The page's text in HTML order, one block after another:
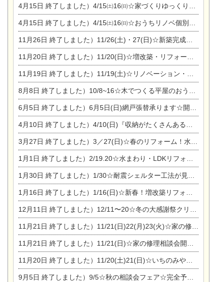
4月15日 終了しました）4/15㈯16㈰☆家づくりゆっくりじっくり個別相談会
4月15日 終了しました）4/15㈯16㈰☆おうちリノベ個別相談会
11月26日 終了しました）11/26(土)・27(日)☆新築完成見学会 in一宮市あずら
11月20日 終了しました）11/20(日)☆増改築・リフォームまつり＆秋の味覚まつり＆芸術祭
11月19日 終了しました）11/19(土)☆リノベーション・家の修理まつり＆増改築・リフォームまつりin扶桑ゴルフ
8月8日 終了しました）10/8~16☆木でつくる平屋のおうちのつくり方【完全予約制】
6月5日 終了しました）6月5日(日)網戸張替承ります☆開催！
4月10日 終了しました）4/10(日)『収納がたくさんあるおうち現場見学会』
3月27日 終了しました）3／27(日)☆春のリフォーム！水まわりLDKリフォーム相談会&今がチャンス！エアコン相談会
1月1日 終了しました）2/19.20☆水まわり・LDKリフォーム相談会＆エアコン相談会
1月30日 終了しました）1/30☆耐震シェルター工法が見れる完成見学会
1月16日 終了しました）1/16(日)☆新春！増改築リフォーム&家の修理まつり
12月11日 終了しました）12/11〜20☆冬の大感謝祭クリスマス相談会開催
11月21日 終了しました）11/21(日)22(月)23(火)☆家の修理まつり＆増改築リフォーム相談会
11月21日 終了しました）11/21(日)☆家の修理相談会開催 in 扶桑オークビレッジ
11月20日 終了しました）11/20(土)21(日)☆いちのみや逸品市に出店します【ひのきのバラ販売】
9月5日 終了しました）9/5☆秋の相談会フェア☆完全予約制